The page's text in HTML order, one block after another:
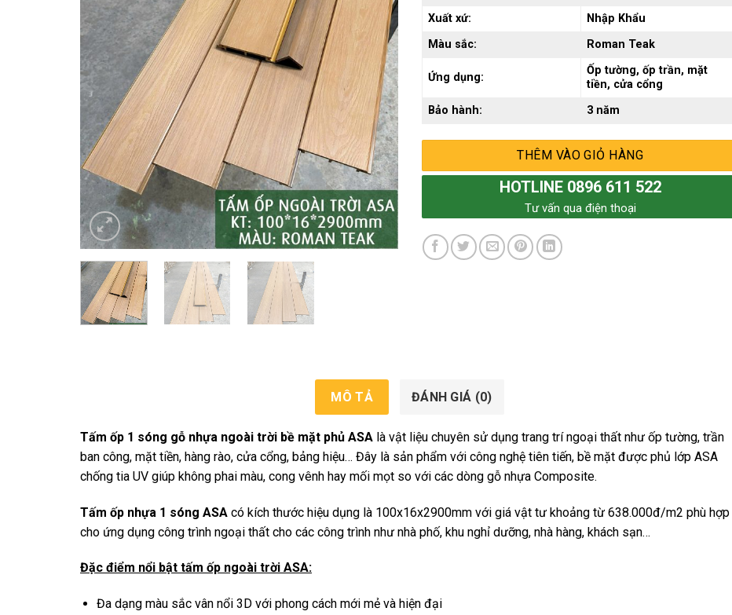
Xuất xứ:
Nhập Khẩu
Màu sắc:
Roman Teak
Ứng dụng:
Ốp tường, ốp trần, mặt
tiền, cửa cổng
Bảo hành:
3 năm
THÊM VÀO GIỎ HÀNG
HOTLINE 0896 611 522
Tư vấn qua điện thoại
MÔ TẢ ĐÁNH GIÁ (0)
Tấm ốp 1 sóng gỗ nhựa ngoài trời bề mặt phủ ASA là vật liệu chuyên sử dụng trang trí ngoại thất như ốp tường, trần
ban công, mặt tiền, hàng rào, cửa cổng, bảng hiệu… Đây là sản phẩm với công nghệ tiên tiến, bề mặt được phủ lớp ASA
chống tia UV giúp không phai màu, cong vênh hay mối mọt so với các dòng gỗ nhựa Composite.
Tấm ốp nhựa 1 sóng ASA có kích thước hiệu dụng là 100x16x2900mm với giá vật tư khoảng từ 638.000đ/m2 phù hợp
cho ứng dụng công trình ngoại thất cho các công trình như nhà phố, khu nghỉ dưỡng, nhà hàng, khách sạn…
Đặc điểm nổi bật tấm ốp ngoài trời ASA:
Đa dạng màu sắc vân nổi 3D với phong cách mới mẻ và hiện đại